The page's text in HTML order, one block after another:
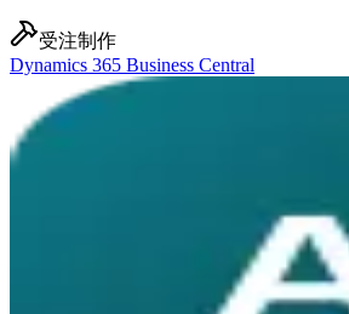
受注制作
Dynamics 365 Business Central